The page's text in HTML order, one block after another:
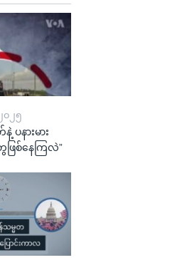
၀၂၅
နားမား
ဖြစ်နေကြလဲ”